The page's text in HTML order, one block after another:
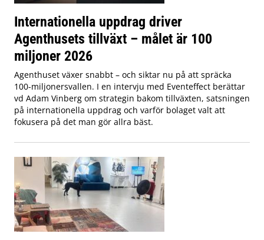
Internationella uppdrag driver
Agenthusets tillväxt – målet är 100
miljoner 2026
Agenthuset växer snabbt – och siktar nu på att spräcka
100-miljonersvallen. I en intervju med Eventeffect berättar
vd Adam Vinberg om strategin bakom tillväxten, satsningen
på internationella uppdrag och varför bolaget valt att
fokusera på det man gör allra bäst.